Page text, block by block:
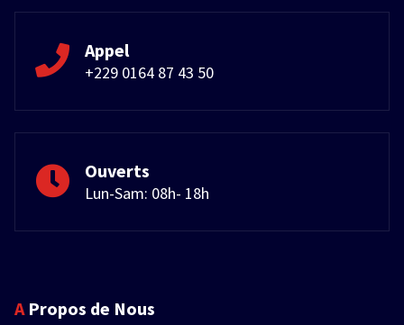
Appel
+229 0164 87 43 50
Ouverts
Lun-Sam: 08h- 18h
A Propos de Nous